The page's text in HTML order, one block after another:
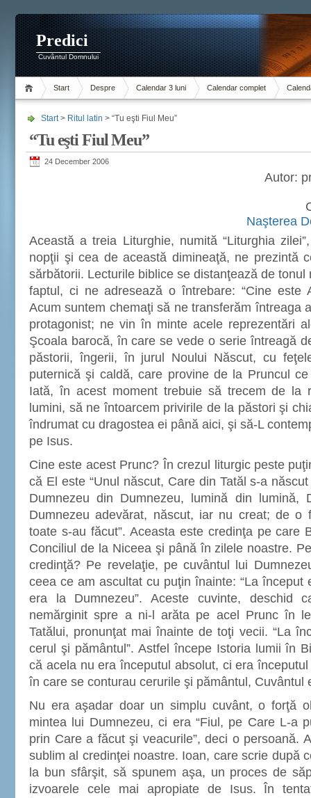
Predici
Cuvântul Domnului
Start Despre Calendar 3 luni Calendar complet
Start> Ritul latin > “Tu eşti Fiul Meu”
“Tu eşti Fiul Meu”
24 December 2006
Autor:
Naşterea
Această a treia Liturghie, numită “Liturghia
nopţii şi cea de această dimineaţă, ne prezintă
sărbătorii. Lecturile biblice se distanţează de
faptul, ci ne adresează o întrebare: “Cine este
Acum suntem chemaţi să ne transferăm întreaga
protagonist; ne vin în minte acele reprezentări
Şcoala barocă, în care se vede o serie întreagă
păstorii, îngerii, în jurul Noului Născut, cu
puternică şi caldă, care provine de la Pruncul
Iată, în acest moment trebuie să trecem de la
lumini, să ne întoarcem privirile de la păstori şi
îndrumat cu dragostea ei până aici, şi să-L
pe Isus.
Cine este acest Prunc? În crezul liturgic peste
că El este “Unul născut, Care din Tatăl s-a
Dumnezeu din Dumnezeu, lumină din lumină,
Dumnezeu adevărat, născut, iar nu creat; de o
toate s-au făcut”. Aceasta este credinţa pe care
Conciliul de la Niceea şi până în zilele noastre.
credinţă? Pe revelaţie, pe cuvântul lui
ceea ce am ascultat cu puţin înainte: “La început
era la Dumnezeu”. Aceste cuvinte, deschid
nemărginit spre a ni-l arăta pe acel Prunc în
Tatălui, pronunţat mai înainte de toţi vecii. “La
cerul şi pământul”. Astfel începe Istoria lumii în
că acela nu era începutul absolut, ci era
în care se conturau cerurile şi pământul, Cuvântul
Nu era aşadar doar un simplu cuvânt, o forţă
mintea lui Dumnezeu, ci era “Fiul, pe Care L-a
prin Care a făcut şi veacurile”, deci o persoană.
sublim al credinţei noastre. Ioan, care scrie după
la bun sfârşit, să spunem aşa, un proces de
izvoarele cele mai apropiate de Isus. În